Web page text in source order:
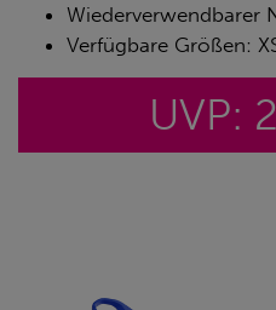
Wiederverwendbarer
Verfügbare Größen:
UVP: